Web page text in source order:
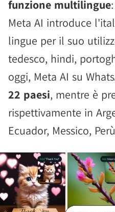
funzione multilingue
Meta AI introduce
lingue per il suo
tedesco, hindi,
oggi, Meta AI su
22 paesi, mentre è
rispettivamente in
Ecuador, Messico,